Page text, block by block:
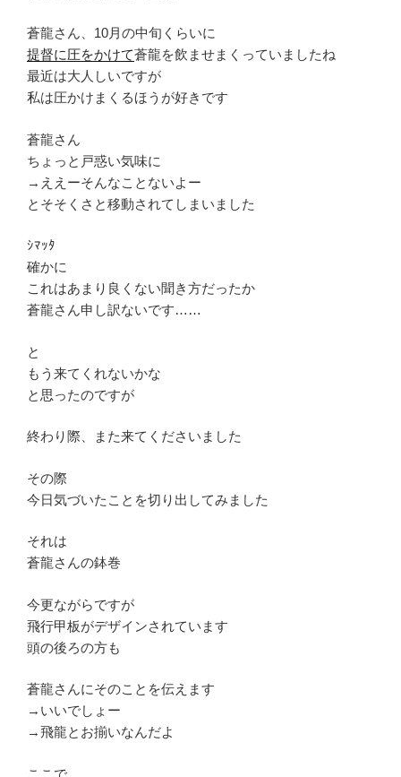
蒼龍さん、10月の中旬くらいに
提督に圧をかけて蒼龍を飲ませまくっていましたね
最近は大人しいですが
私は圧かけまくるほうが好きです
蒼龍さん
ちょっと戸惑い気味に
→ええーそんなことないよー
とそそくさと移動されてしまいました
ｼﾏｯﾀ
確かに
これはあまり良くない聞き方だったか
蒼龍さん申し訳ないです……
と
もう来てくれないかな
と思ったのですが
終わり際、また来てくださいました
その際
今日気づいたことを切り出してみました
それは
蒼龍さんの鉢巻
今更ながらですが
飛行甲板がデザインされています
頭の後ろの方も
蒼龍さんにそのことを伝えます
→いいでしょー
→飛龍とお揃いなんだよ
ここで